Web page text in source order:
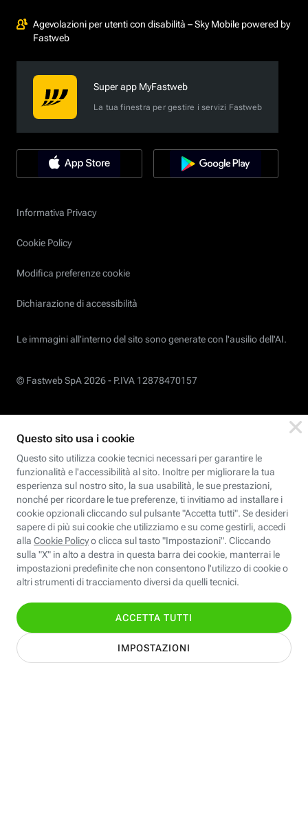
Agevolazioni per utenti con disabilità – Sky Mobile powered by
Fastweb
Super app MyFastweb
La tua finestra per gestire i servizi Fastweb
Informativa Privacy
Cookie Policy
Modifica preferenze cookie
Dichiarazione di accessibilità
Le immagini all’interno del sito sono generate con l'ausilio dell'AI.
© Fastweb SpA 2026 - P.IVA 12878470157